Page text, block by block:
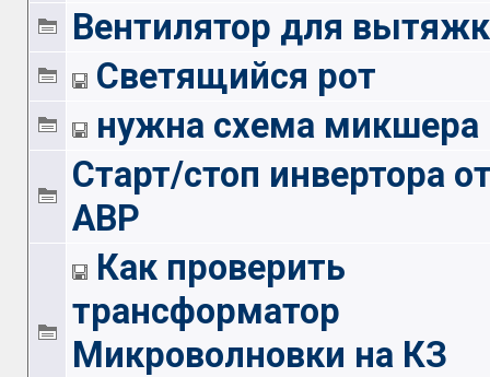
Вентилятор для
Светящийся рот
нужна схема микшера
Старт/стоп инвертора
АВР
Как проверить
трансформатор
Микроволновки на КЗ